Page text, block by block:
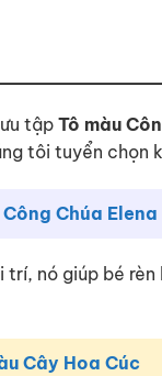
tập Tô màu
tôi tuyển chọn
Công Chúa
trí, nó giúp bé
Cây Hoa Cúc